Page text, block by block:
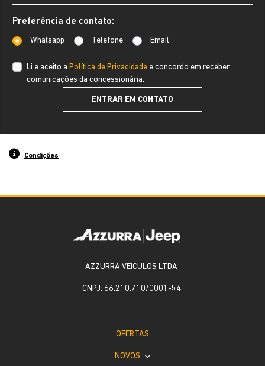
Preferência de contato:
Whatsapp Telefone Email
Li e aceito a Política de Privacidade e concordo em receber
comunicações da concessionária.
ENTRAR EM CONTATO
Condições
AZZURRA VEICULOS LTDA
CNPJ: 66.210.710/0001-54
OFERTAS
NOVOS